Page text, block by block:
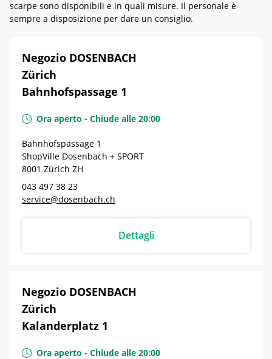
scarpe sono disponibili e in quali misure. Il personale è
sempre a disposizione per dare un consiglio.
Negozio DOSENBACH
Zürich
Bahnhofspassage 1
Ora aperto - Chiude alle 20:00
Bahnhofspassage 1
ShopVille Dosenbach + SPORT
8001 Zürich ZH
043 497 38 23
service@dosenbach.ch
Dettagli
Negozio DOSENBACH
Zürich
Kalanderplatz 1
Ora aperto - Chiude alle 20:00